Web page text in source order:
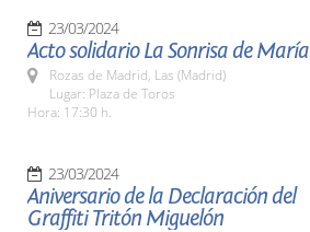
23/03/2024
Acto solidario La Sonrisa de María
Rozas de Madrid, Las (Madrid)
Lugar: Plaza de Toros
Hora: 17:30 h.
23/03/2024
Aniversario de la Declaración del
Graffiti Tritón Miguelón